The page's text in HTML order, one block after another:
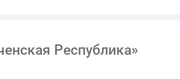
Республика»